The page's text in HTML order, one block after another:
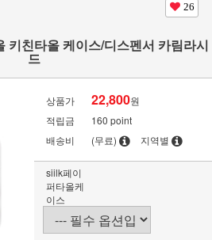
26
키친타올 케이스/디스펜서 카림라시
드
상품가 22,800원
적립금
160 point
배송비
(무료) 지역별
siilk페이
퍼타올케
이스